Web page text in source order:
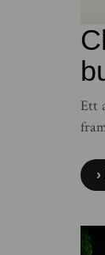
Ett